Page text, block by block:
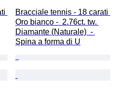
Bracciale tennis - 18 carati
Oro bianco -  2.76ct. tw.
Diamante (Naturale)  -
Spina a forma di U